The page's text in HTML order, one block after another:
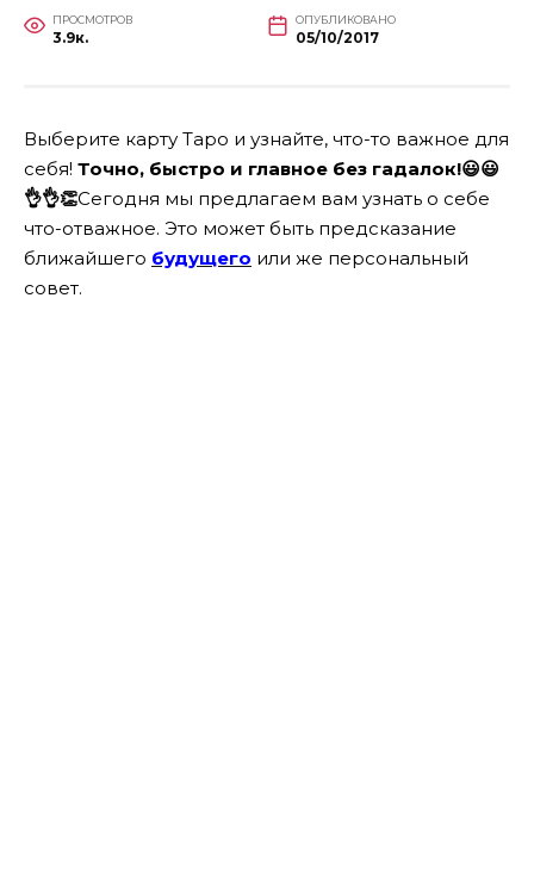
ПРОСМОТРОВ
3.9к.
ОПУБЛИКОВАНО
05/10/2017
Выберите карту Таро и узнайте, что-то важное для
себя! Точно, быстро и главное без гадалок!😃😃
👌👌👏Сегодня мы предлагаем вам узнать о себе
что-отважное. Это может быть предсказание
ближайшего будущего или же персональный
совет.